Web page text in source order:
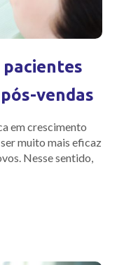
vendas
em crescimento
muito mais eficaz
Nesse sentido,